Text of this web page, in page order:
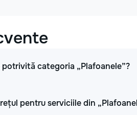
categoria „Plafoanele”?
pentru serviciile din